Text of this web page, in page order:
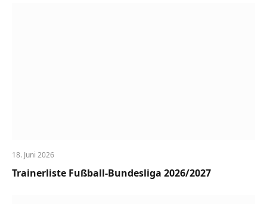
18. Juni 2026
Trainerliste Fußball-Bundesliga 2026/2027